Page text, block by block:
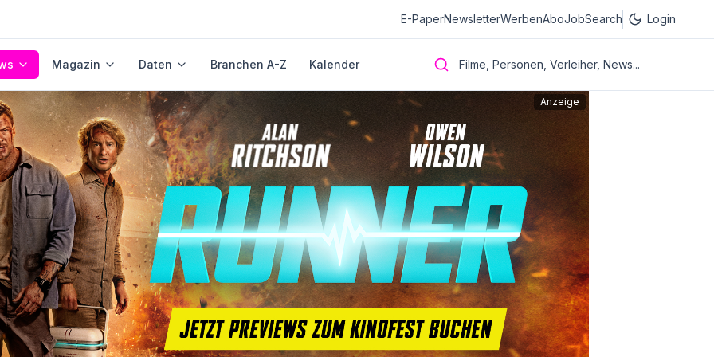
E-PaperNewsletterWerbenAboJobSearch Login
Magazin Daten Branchen A-Z Kalender Filme, Personen, Verleiher, News...
Anzeige